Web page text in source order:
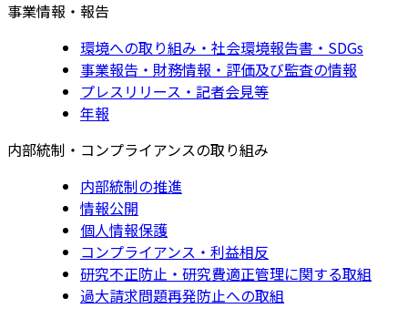
事業情報・報告
環境への取り組み・社会環境報告書・SDGs
事業報告・財務情報・評価及び監査の情報
プレスリリース・記者会見等
年報
内部統制・コンプライアンスの取り組み
内部統制の推進
情報公開
個人情報保護
コンプライアンス・利益相反
研究不正防止・研究費適正管理に関する取組
過大請求問題再発防止への取組